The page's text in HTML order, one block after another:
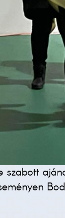
szabott